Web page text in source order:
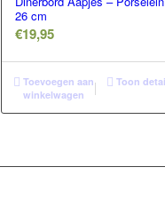
26 cm
€19,95
Toevoegen aan
winkelwagen
Toon